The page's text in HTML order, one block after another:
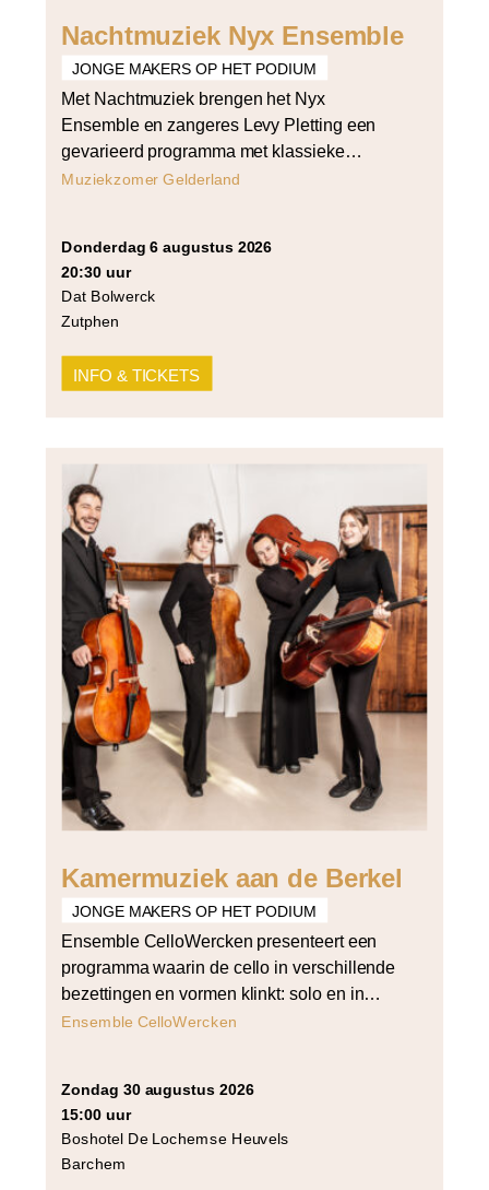
Nachtmuziek Nyx Ensemble
JONGE MAKERS OP HET PODIUM
Met Nachtmuziek brengen het Nyx
Ensemble en zangeres Levy Pletting een
gevarieerd programma met klassieke
liederen, poëzie en lichtkunst. In het gedicht
nacht in het maanlicht. Ze biechten van alles
aan elkaar op, en toch overwint hun liefde
het allemaal. Componist Arnold […]
Muziekzomer Gelderland
donderdag 6 augustus 2026
20:30 uur
Dat Bolwerck
Zutphen
INFO & TICKETS
Kamermuziek aan de Berkel
JONGE MAKERS OP HET PODIUM
Ensemble CelloWercken presenteert een
programma waarin de cello in verschillende
bezettingen en vormen klinkt: solo en in
vierstemmig samenspel. Het programma
strijkers in vier partijen. Daartussen klinken
werken van Cornelia Tautu (Da Capo),
Grażyna Bacewicz (Quartet for 4 cellos) […]
Ensemble CelloWercken
zondag 30 augustus 2026
15:00 uur
Boshotel De Lochemse Heuvels
Barchem